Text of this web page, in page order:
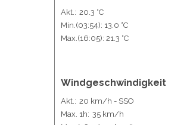
Akt.: 20.3 °C
Min. (03:54): 13.0 °C
Max. (16:05): 21.3 °C
Windgeschwindigkeit
Akt.: 20 km/h - SSO
Max. 1h: 35 km/h